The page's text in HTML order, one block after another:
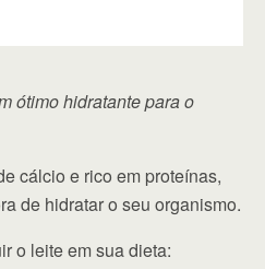
ótimo hidratante para o
cálcio e rico em proteínas,
de hidratar o seu organismo.
o leite em sua dieta: